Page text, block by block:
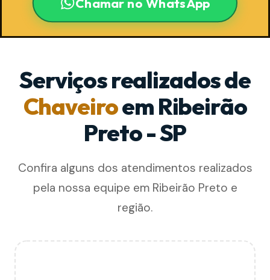
Serviços realizados de
Chaveiroem Ribeirão
Preto - SP
Confira alguns dos atendimentos realizados
pela nossa equipe em Ribeirão Preto e
região.